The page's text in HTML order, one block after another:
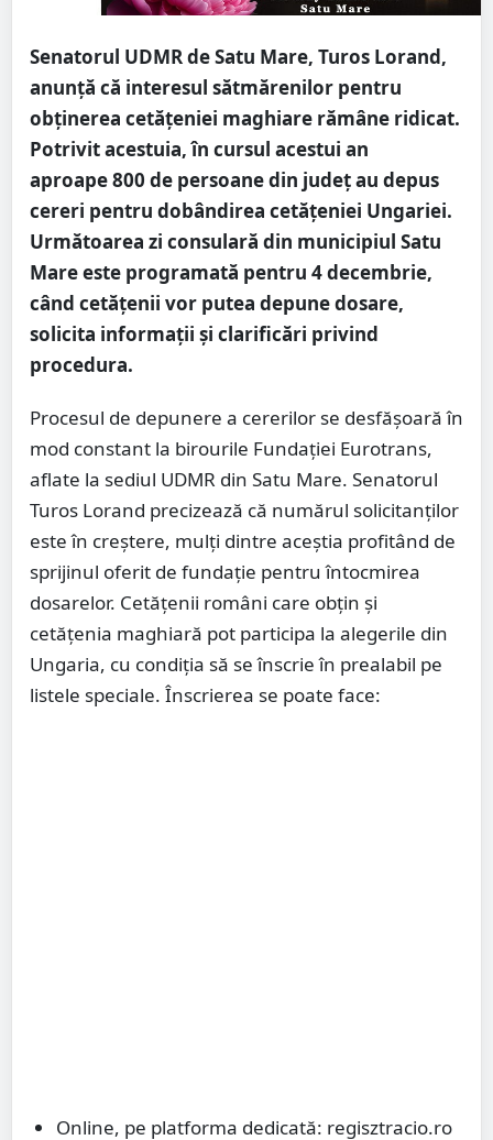
Senatorul UDMR de Satu Mare, Turos Lorand,
anunță că interesul sătmărenilor pentru
obținerea cetățeniei maghiare rămâne ridicat.
Potrivit acestuia, în cursul acestui an
aproape 800 de persoane din județ au depus
cereri pentru dobândirea cetățeniei Ungariei.
Următoarea zi consulară din municipiul Satu
Mare este programată pentru 4 decembrie,
când cetățenii vor putea depune dosare,
solicita informații și clarificări privind
procedura.
Procesul de depunere a cererilor se desfășoară în
mod constant la birourile Fundației Eurotrans,
aflate la sediul UDMR din Satu Mare. Senatorul
Turos Lorand precizează că numărul solicitanților
este în creștere, mulți dintre aceștia profitând de
sprijinul oferit de fundație pentru întocmirea
dosarelor. Cetățenii români care obțin și
cetățenia maghiară pot participa la alegerile din
Ungaria, cu condiția să se înscrie în prealabil pe
listele speciale. Înscrierea se poate face:
Online, pe platforma dedicată: regisztracio.ro